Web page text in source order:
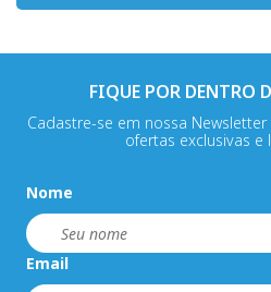
FIQUE POR DENTRO
Cadastre-se em nossa
ofertas exclusivas e
Nome
Email